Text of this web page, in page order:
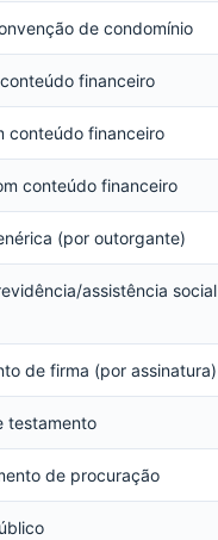
de condomínio
financeiro
conteúdo financeiro
conteúdo financeiro
(por outorgante)
assistência social
de firma (por assinatura)
testamento
de procuração